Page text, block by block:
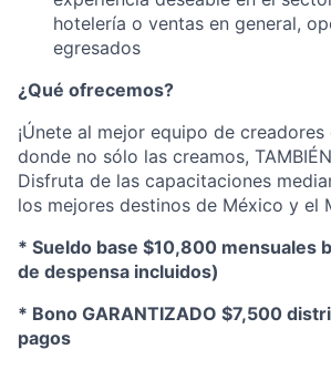
hotelería o ventas en general,
egresados
¿Qué ofrecemos?
¡Únete al mejor equipo de
donde no sólo las creamos,
Disfruta de las capacitaciones
los mejores destinos de México y el
* Sueldo base $10,800 mensuales
de despensa incluidos)
* Bono GARANTIZADO $7,500
pagos